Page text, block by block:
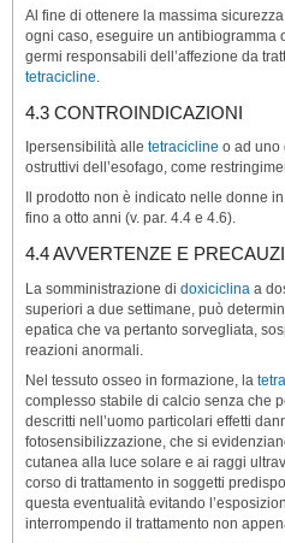
Al fine di ottenere la massima
ogni caso, eseguire un antibiogramma
germi responsabili dell’affezione da
tetracicline.
4.3 CONTROINDICAZIONI
Ipersensibilità alle tetracicline o ad uno
ostruttivi dell’esofago, come
Il prodotto non è indicato nelle donne
fino a otto anni (v. par. 4.4 e 4.6).
4.4 AVVERTENZE E
La somministrazione di doxiciclina a
superiori a due settimane, può
epatica che va pertanto sorvegliata,
reazioni anormali.
Nel tessuto osseo in formazione, la
complesso stabile di calcio senza che
descritti nell’uomo particolari effetti
fotosensibilizzazione, che si
cutanea alla luce solare e ai raggi
corso di trattamento in soggetti
questa eventualità evitando
interrompendo il trattamento non